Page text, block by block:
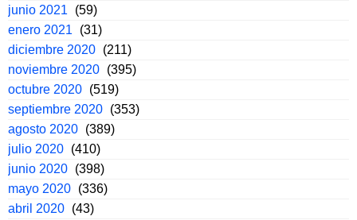
junio 2021
(59)
enero 2021
(31)
diciembre 2020 (211)
noviembre 2020 (395)
octubre 2020 (519)
septiembre 2020 (353)
agosto 2020 (389)
julio 2020 (410)
junio 2020 (398)
mayo 2020 (336)
abril 2020 (43)